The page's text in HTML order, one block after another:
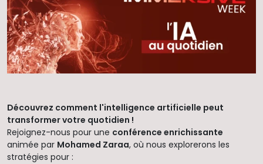
Découvrez comment l'intelligence artificielle peut
transformer votre quotidien !
Rejoignez-nous pour une conférence enrichissante
animée par Mohamed Zaraa, où nous explorerons les
stratégies pour :